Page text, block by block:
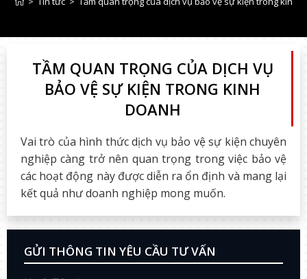
TẦM QUAN TRỌNG CỦA DỊCH VỤ
BẢO VỆ SỰ KIỆN TRONG KINH
DOANH
Vai trò của hình thức dịch vụ bảo vệ sự kiện chuyên
nghiệp càng trở nên quan trọng trong việc bảo vệ
các hoạt động này được diễn ra ổn định và mang lại
kết quả như doanh nghiệp mong muốn.
GỬI THÔNG TIN YÊU CẦU TƯ VẤN